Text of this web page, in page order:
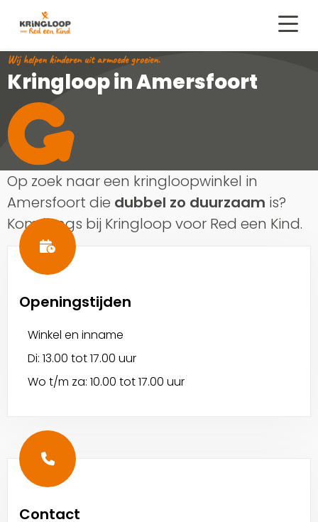
Kringloop
Red
een
kind
Wij helpen kinderen uit armoede groeien.
Kringloop in Amersfoort
Op zoek naar een kringloopwinkel in
Amersfoort die dubbel zo duurzaam is?
Kom langs bij Kringloop voor Red een Kind.
Openingstijden
Winkel en inname
Di: 13.00 tot 17.00 uur
Wo t/m za: 10.00 tot 17.00 uur
Contact